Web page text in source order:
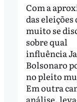
Com a
das eleições
muito se
sobre qual
influência
Bolsonaro
no pleito
Em outra
análise,